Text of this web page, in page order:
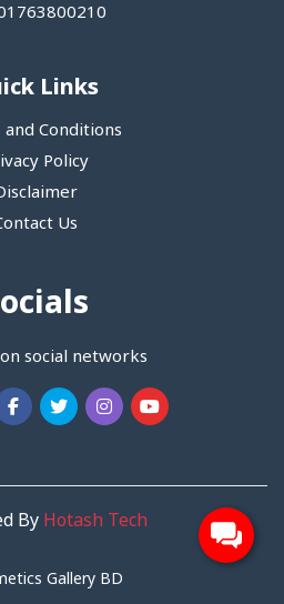
Links
and Conditions
Policy
Us
social networks
Gallery BD
By Hotash Tech